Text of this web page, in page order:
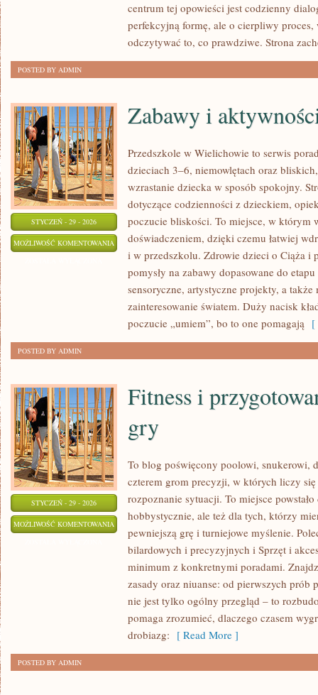
ŚWIECIE
centrum tej opowieści jest codzienny
perfekcyjną formę, ale o cierpliwy proces,
odczytywać to, co prawdziwe. Strona
POSTED BY ADMIN
STYCZEŃ - 29 - 2026
MOŻLIWOŚĆ KOMENTOWANIA ZABAWY
AKTYWNOŚCI
Zabawy i
Przedszkole w Wielichowie to serwis
dzieciach 3–6, niemowlętach oraz
wzrastanie dziecka w sposób spokojny.
dotyczące codzienności z dzieckiem,
poczucie bliskości. To miejsce, w którym
doświadczeniem, dzięki czemu łatwiej
i w przedszkolu. Zdrowie dzieci o Ciąża i
pomysły na zabawy dopasowane do
sensoryczne, artystyczne projekty, a
zainteresowanie światem. Duży nacisk
poczucie „umiem”, bo to one pomagają [
POSTED BY ADMIN
STYCZEŃ - 29 - 2026
MOŻLIWOŚĆ KOMENTOWANIA
PRZYGOTOWANIE
Fitness i
gry
To blog poświęcony poolowi, snukerowi,
czterem grom precyzji, w których liczy się
rozpoznanie sytuacji. To miejsce
hobbystycznie, ale też dla tych, którzy
pewniejszą grę i turniejowe myślenie.
bilardowych i precyzyjnych i Sprzęt i
minimum z konkretnymi poradami.
zasady oraz niuanse: od pierwszych prób
nie jest tylko ogólny przegląd – to
pomaga zrozumieć, dlaczego czasem
drobiazg: [ Read More ]
POSTED BY ADMIN